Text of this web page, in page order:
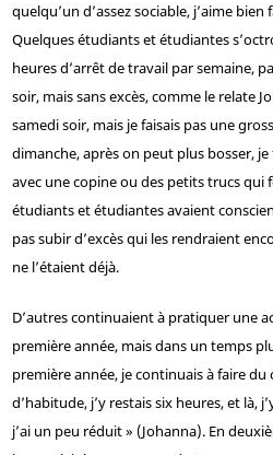
quelqu’un d’assez sociable, j’aime
Quelques étudiants et étudiantes
heures d’arrêt de travail par semaine,
soir, mais sans excès, comme le relate
samedi soir, mais je faisais pas une
dimanche, après on peut plus bosser,
avec une copine ou des petits trucs qui
étudiants et étudiantes avaient
pas subir d’excès qui les rendraient
ne l’étaient déjà.
D’autres continuaient à pratiquer une
première année, mais dans un temps
première année, je continuais à faire du
d’habitude, j’y restais six heures, et là,
j’ai un peu réduit » (Johanna). En